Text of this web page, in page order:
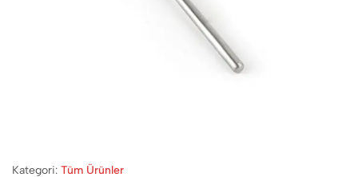
Kategori: Tüm Ürünler